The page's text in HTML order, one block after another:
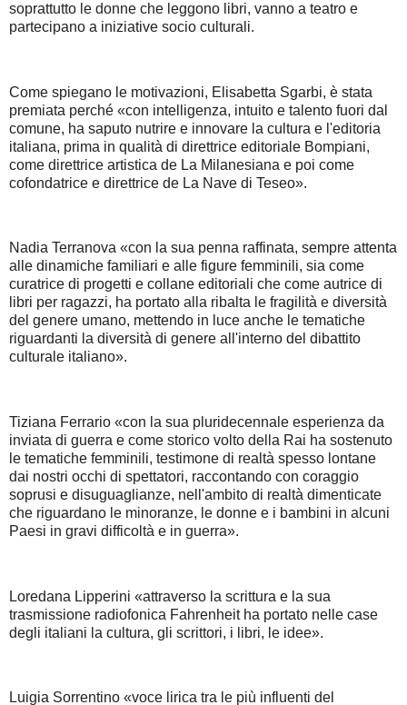
soprattutto le donne che leggono libri, vanno a teatro e
partecipano a iniziative socio culturali.
Come spiegano le motivazioni, Elisabetta Sgarbi, è stata
premiata perché «con intelligenza, intuito e talento fuori dal
comune, ha saputo nutrire e innovare la cultura e l'editoria
italiana, prima in qualità di direttrice editoriale Bompiani,
come direttrice artistica de La Milanesiana e poi come
cofondatrice e direttrice de La Nave di Teseo».
Nadia Terranova «con la sua penna raffinata, sempre attenta
alle dinamiche familiari e alle figure femminili, sia come
curatrice di progetti e collane editoriali che come autrice di
libri per ragazzi, ha portato alla ribalta le fragilità e diversità
del genere umano, mettendo in luce anche le tematiche
riguardanti la diversità di genere all'interno del dibattito
culturale italiano».
Tiziana Ferrario «con la sua pluridecennale esperienza da
inviata di guerra e come storico volto della Rai ha sostenuto
le tematiche femminili, testimone di realtà spesso lontane
dai nostri occhi di spettatori, raccontando con coraggio
soprusi e disuguaglianze, nell'ambito di realtà dimenticate
che riguardano le minoranze, le donne e i bambini in alcuni
Paesi in gravi difficoltà e in guerra».
Loredana Lipperini «attraverso la scrittura e la sua
trasmissione radiofonica Fahrenheit ha portato nelle case
degli italiani la cultura, gli scrittori, i libri, le idee».
Luigia Sorrentino «voce lirica tra le più influenti del